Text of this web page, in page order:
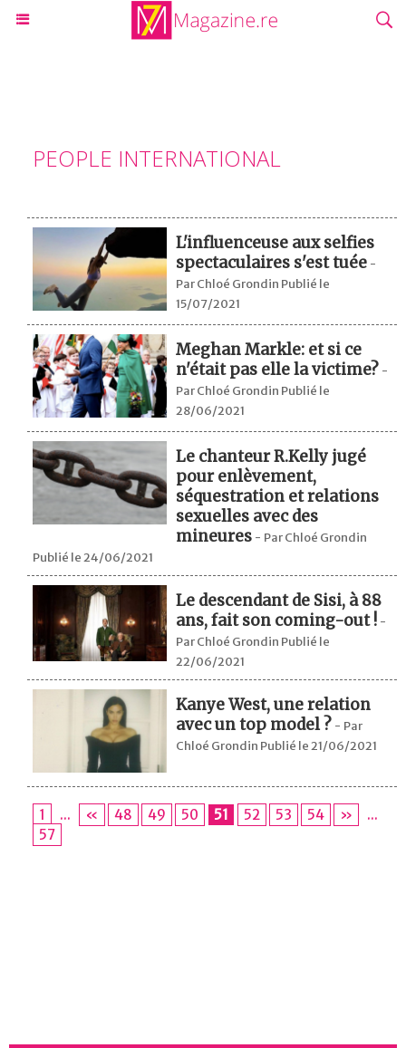
PEOPLE INTERNATIONAL
L'influenceuse aux selfies
spectaculaires s'est tuée -
Par Chloé Grondin Publié le
15/07/2021
Meghan Markle: et si ce
n'était pas elle la victime? -
Par Chloé Grondin Publié le
28/06/2021
Le chanteur R.Kelly jugé
pour enlèvement,
séquestration et relations
sexuelles avec des
mineures - Par Chloé Grondin
Publié le 24/06/2021
Le descendant de Sisi, à 88
ans, fait son coming-out ! -
Par Chloé Grondin Publié le
22/06/2021
Kanye West, une relation
avec un top model ? - Par
Chloé Grondin Publié le 21/06/2021
1 ... « 48 49 50 51 52 53 54 »
...
57